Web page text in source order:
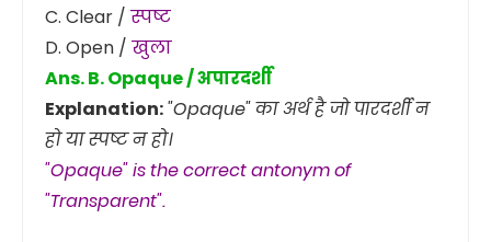
C. Clear / स्पष्ट
D. Open / खुला
Ans. B. Opaque / अपारदर्शी
Explanation:"Opaque" का अर्थ है जो पारदर्शी न
हो या स्पष्ट न हो।
"Opaque" is the correct antonym of
"Transparent".